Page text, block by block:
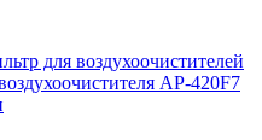
для воздухоочистителей
AP-420F7